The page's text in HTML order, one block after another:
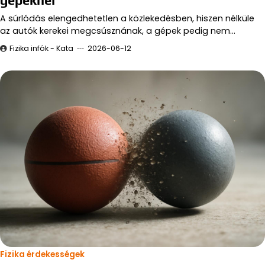
A súrlódás elengedhetetlen a közlekedésben, hiszen nélküle
az autók kerekei megcsúsznának, a gépek pedig nem…
Fizika infók - Kata 2026-06-12
Fizika érdekességek